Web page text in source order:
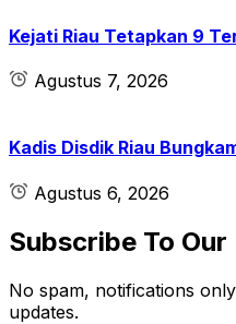
Kejati Riau Tetapkan 9
Agustus 7, 2026
Kadis Disdik Riau
Agustus 6, 2026
Subscribe To
No spam, notifications
updates.